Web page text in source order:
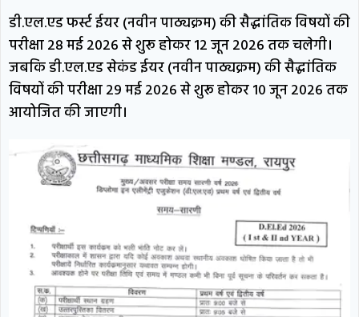
डी.एल.एड फर्स्ट ईयर (नवीन पाठ्यक्रम) की सैद्धांतिक विषयों की
परीक्षा 28 मई 2026 से शुरू होकर 12 जून 2026 तक चलेगी।
जबकि डी.एल.एड सेकंड ईयर (नवीन पाठ्यक्रम) की सैद्धांतिक
विषयों की परीक्षा 29 मई 2026 से शुरू होकर 10 जून 2026 तक
आयोजित की जाएगी।